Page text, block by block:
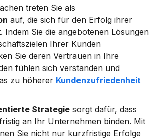
auf, die sich für den Erfolg ihrer
Indem Sie die angebotenen Lösungen
Ihrer Kunden
fühlen sich verstanden und
zu höherer Kundenzufriedenheit
Strategie sorgt dafür, dass
an Ihr Unternehmen binden. Mit
Sie nicht nur kurzfristige Erfolge